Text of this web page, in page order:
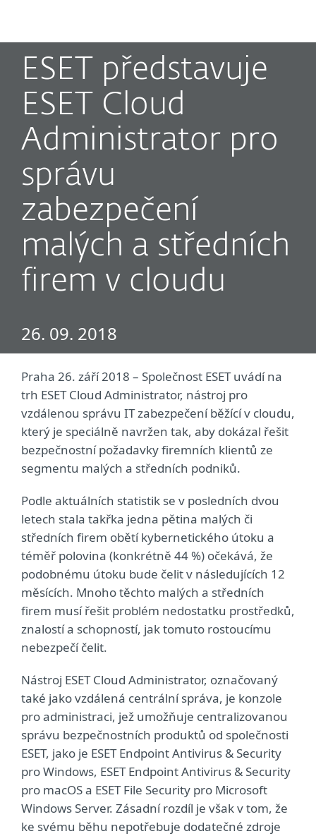
ESET představuje
ESET Cloud
Administrator pro
správu
zabezpečení
malých a středních
firem v cloudu
26. 09. 2018
Praha 26. září 2018 – Společnost ESET uvádí na
trh ESET Cloud Administrator, nástroj pro
vzdálenou správu IT zabezpečení běžící v cloudu,
který je speciálně navržen tak, aby dokázal řešit
bezpečnostní požadavky firemních klientů ze
segmentu malých a středních podniků.
Podle aktuálních statistik se v posledních dvou
letech stala takřka jedna pětina malých či
středních firem obětí kybernetického útoku a
téměř polovina (konkrétně 44 %) očekává, že
podobnému útoku bude čelit v následujících 12
měsících. Mnoho těchto malých a středních
firem musí řešit problém nedostatku prostředků,
znalostí a schopností, jak tomuto rostoucímu
nebezpečí čelit.
Nástroj ESET Cloud Administrator, označovaný
také jako vzdálená centrální správa, je konzole
pro administraci, jež umožňuje centralizovanou
správu bezpečnostních produktů od společnosti
ESET, jako je ESET Endpoint Antivirus & Security
pro Windows, ESET Endpoint Antivirus & Security
pro macOS a ESET File Security pro Microsoft
Windows Server. Zásadní rozdíl je však v tom, že
ke svému běhu nepotřebuje dodatečné zdroje